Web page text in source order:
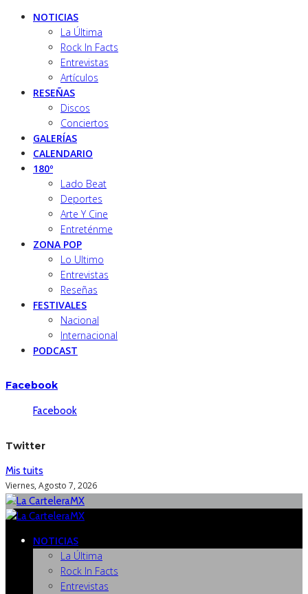
NOTICIAS
La Última
Rock In Facts
Entrevistas
Artículos
RESEÑAS
Discos
Conciertos
GALERÍAS
CALENDARIO
180º
Lado Beat
Deportes
Arte Y Cine
Entreténme
ZONA POP
Lo Ultimo
Entrevistas
Reseñas
FESTIVALES
Nacional
Internacional
PODCAST
Facebook
Facebook
Twitter
Mis tuits
Viernes, Agosto 7, 2026
NOTICIAS
La Última
Rock In Facts
Entrevistas